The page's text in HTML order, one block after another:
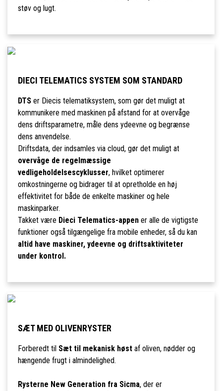
støv og lugt.
DIECI TELEMATICS SYSTEM SOM STANDARD
DTSer Diecis telematiksystem, som gør det muligt at
kommunikere med maskinen på afstand for at overvåge
dens driftsparametre, måle dens ydeevne og begrænse
dens anvendelse.
Driftsdata, der indsamles via cloud, gør det muligt at
overvåge de regelmæssige
vedligeholdelsescyklusser, hvilket optimerer
omkostningerne og bidrager til at opretholde en høj
effektivitet for både de enkelte maskiner og hele
maskinparker.
Takket være Dieci Telematics-appener alle de vigtigste
funktioner også tilgængelige fra mobile enheder, så du kan
altid have maskiner, ydeevne og driftsaktiviteter
under kontrol.
SÆT MED OLIVENRYSTER
Forberedt til Sæt til mekanisk høstaf oliven, nødder og
hængende frugt i almindelighed.
Rysterne New Generation fra Sicma, der er